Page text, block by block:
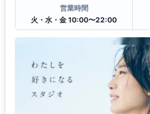
営業時間
火・水・金 10:00〜22:00